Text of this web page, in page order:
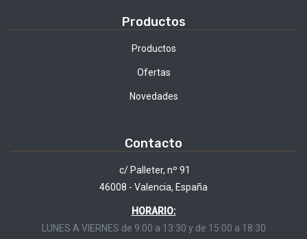
Productos
Productos
Ofertas
Novedades
Contacto
c/ Palleter, nº 91
46008 - Valencia, España
HORARIO:
LUNES A VIERNES de 9:00 a 13:30 y de 15:00 a 18:30